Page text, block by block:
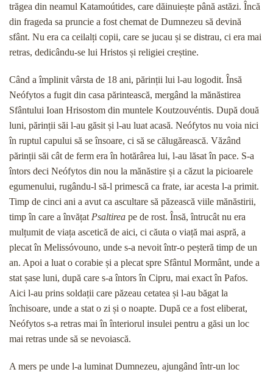
trăgea din neamul Katamoútides, care dăinuiește până astăzi. Încă
din frageda sa pruncie a fost chemat de Dumnezeu să devină
sfânt. Nu era ca ceilalți copii, care se jucau și se distrau, ci era mai
retras, dedicându-se lui Hristos și religiei creștine.
Când a împlinit vârsta de 18 ani, părinții lui l-au logodit. Însă
Neófytos a fugit din casa părintească, mergând la mănăstirea
Sfântului Ioan Hrisostom din muntele Koutzouvéntis. După două
luni, părinții săi l-au găsit și l-au luat acasă. Neófytos nu voia nici
în ruptul capului să se însoare, ci să se călugărească. Văzând
părinții săi cât de ferm era în hotărârea lui, l-au lăsat în pace. S-a
întors deci Neófytos din nou la mănăstire și a căzut la picioarele
egumenului, rugându-l să-l primescă ca frate, iar acesta l-a primit.
Timp de cinci ani a avut ca ascultare să păzească viile mănăstirii,
timp în care a învățat Psaltirea pe de rost. Însă, întrucât nu era
mulțumit de viața ascetică de aici, ci căuta o viață mai aspră, a
plecat în Melissóvouno, unde s-a nevoit într-o peșteră timp de un
an. Apoi a luat o corabie și a plecat spre Sfântul Mormânt, unde a
stat șase luni, după care s-a întors în Cipru, mai exact în Pafos.
Aici l-au prins soldații care păzeau cetatea și l-au băgat la
închisoare, unde a stat o zi și o noapte. După ce a fost eliberat,
Neófytos s-a retras mai în înteriorul insulei pentru a găsi un loc
mai retras unde să se nevoiască.
A mers pe unde l-a luminat Dumnezeu, ajungând într-un loc